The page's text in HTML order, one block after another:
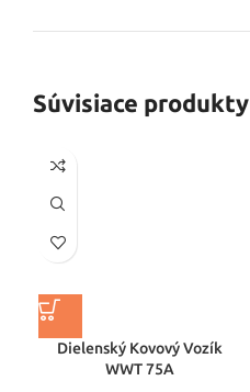
Súvisiace produkty
Dielenský Kovový Vozík
WWT 75A